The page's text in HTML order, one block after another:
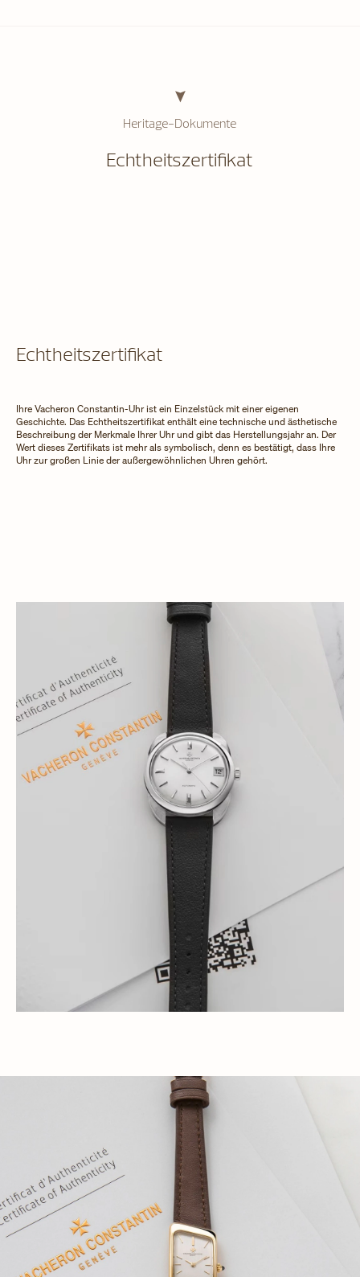
Heritage-Dokumente
Echtheitszertifikat
Echtheitszertifikat
Ihre Vacheron Constantin-Uhr ist ein Einzelstück mit einer eigenen
Geschichte. Das Echtheitszertifikat enthält eine technische und ästhetische
Beschreibung der Merkmale Ihrer Uhr und gibt das Herstellungsjahr an. Der
Wert dieses Zertifikats ist mehr als symbolisch, denn es bestätigt, dass Ihre
Uhr zur großen Linie der außergewöhnlichen Uhren gehört.